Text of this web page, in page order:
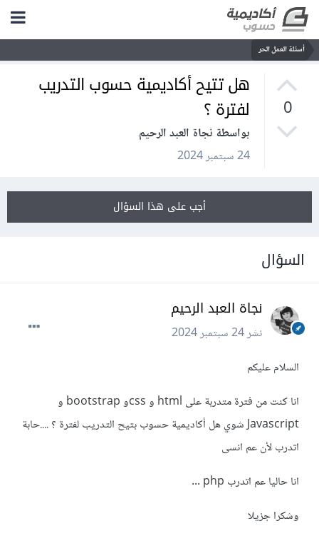
أسئلة العمل الحر
0
هل تتيح أكاديمية حسوب التدريب
لفترة ؟
بواسطة نجاة العبد الرحيم
24 سبتمبر 2024
أجب على هذا السؤال
السؤال
نجاة العبد الرحيم
نشر24 سبتمبر 2024
السلام عليكم
انا كنت من فترة متدربة على html و cssو bootstrap و
Javascript شوي هل أكاديمية حسوب بتيح التدريب لفترة ؟ ....حابة
اتدرب لأن عم انسى
انا حاليا عم اتدرب php ...
وشكرا جزيلا